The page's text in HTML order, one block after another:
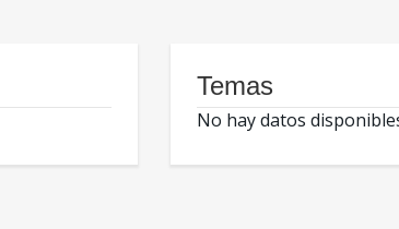
Temas
No hay datos